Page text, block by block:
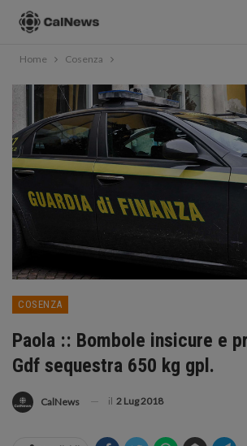
Home Cosenza
COSENZA
Paola :: Bombole insicure e
Gdf sequestra 650 kg gpl.
CalNews il 2 Lug 2018